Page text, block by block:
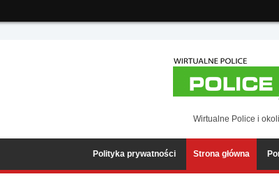
Wirtualne Police i
Polityka prywatności Strona główna